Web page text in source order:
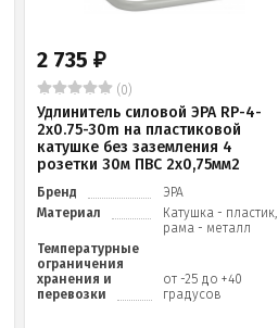
2 735₽
(0)
Удлинитель силовой ЭРА RP-4-
2x0.75-30m на пластиковой
катушке без заземления 4
розетки 30м ПВС 2х0,75мм2
Бренд
ЭРА
Материал
Катушка - пластик,
рама - металл
Температурные
ограничения
хранения и
перевозки
от -25 до +40
градусов